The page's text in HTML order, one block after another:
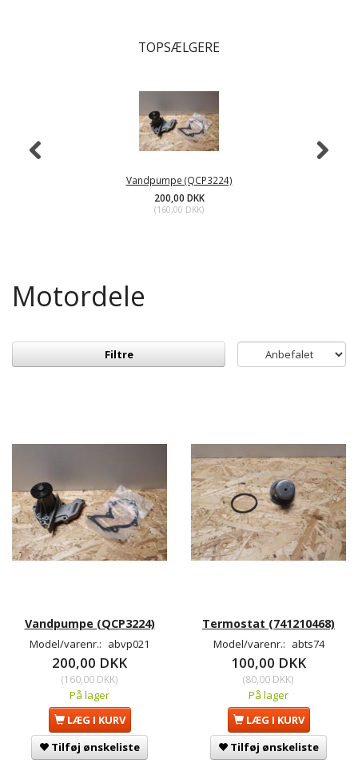
TOPSÆLGERE
Vandpumpe (QCP3224)
200,00 DKK
(160,00 DKK)
Motordele
Filtre
Vandpumpe (QCP3224)
Model/varenr.: abvp021
200,00 DKK
(160,00 DKK)
På lager
LÆG I KURV
Tilføj ønskeliste
Termostat (741210468)
Model/varenr.: abts74
100,00 DKK
(80,00 DKK)
På lager
LÆG I KURV
Tilføj ønskeliste